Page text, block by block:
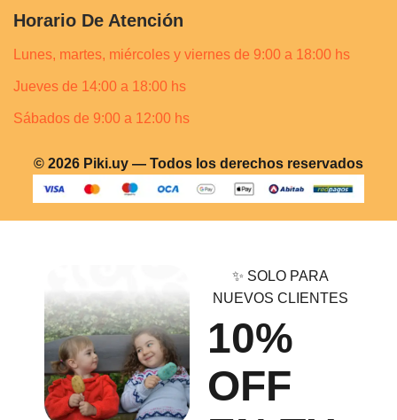
Horario De Atención
Lunes, martes, miércoles y viernes de 9:00 a 18:00 hs
Jueves de 14:00 a 18:00 hs
Sábados de 9:00 a 12:00 hs
© 2026 Piki.uy — Todos los derechos reservados
✨ SOLO PARA
NUEVOS CLIENTES
10%
OFF